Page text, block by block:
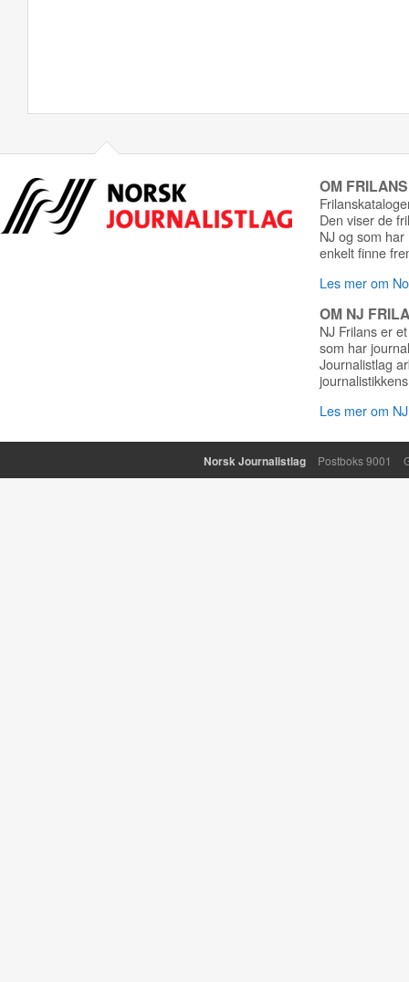
OM
Den viser de
NJ og som
enkelt finne
Les mer om
OM NJ
NJ Frilans er
som har
Journalistlag
Les mer om
Norsk Journalistlag Postboks 9001